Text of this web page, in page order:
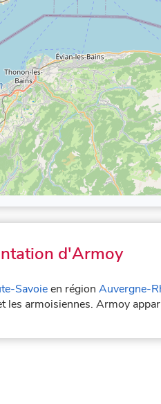
d'Armoy
Savoieen région Auvergne-
les armoisiennes. Armoy